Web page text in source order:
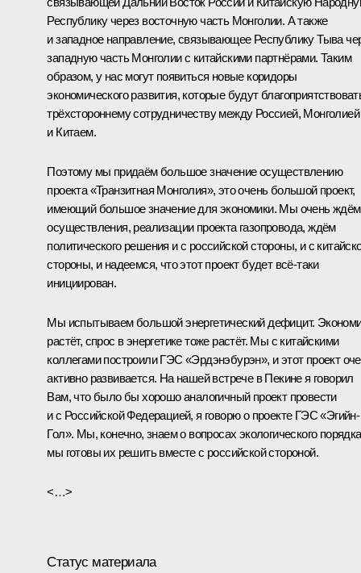
Республику через восточную часть Монголии. А также
и западное направление, связывающее Республику Тыва
западную часть Монголии с китайскими партнёрами. Таким
образом, у нас могут появиться новые коридоры
экономического развития, которые будут
трёхстороннему сотрудничеству между Россией, Монголией
и Китаем.
Поэтому мы придаём большое значение осуществлению
проекта «Транзитная Монголия», это очень большой проект,
имеющий большое значение для экономики. Мы очень ждём
осуществления, реализации проекта газопровода, ждём
политического решения и с российской стороны, и с
стороны, и надеемся, что этот проект будет всё-таки
инициирован.
Мы испытываем большой энергетический дефицит.
растёт, спрос в энергетике тоже растёт. Мы с китайскими
коллегами построили ГЭС «Эрдэнэбурэн», и этот проект
активно развивается. На нашей встрече в Пекине я говорил
Вам, что было бы хорошо аналогичный проект провести
и с Российской Федерацией, я говорю о проекте ГЭС «Эгийн-
Гол». Мы, конечно, знаем о вопросах экологического
мы готовы их решить вместе с российской стороной.
<…>
Статус материала